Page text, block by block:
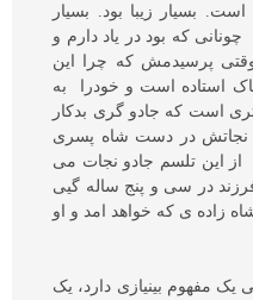
بسیار زیبا بود. بسیار
چونانی که بود در یاد دارم و
پرسیدمش که چرا این
استاده است و خودرا به
است که جادو گری بدکار
نجاتش در دست شاه پسری
از این تلسم جادو نجات می
در سی و پنج ساله گیی
زاده ی که خواهد امد و او
مفهوم بینیازی دارد، یک